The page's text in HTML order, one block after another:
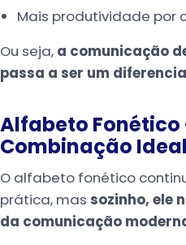
Mais produtividade por
Ou seja, a comunicação
passa a ser um
Alfabeto Fonético
Combinação Ideal
O alfabeto fonético
prática, mas sozinho, ele
da comunicação